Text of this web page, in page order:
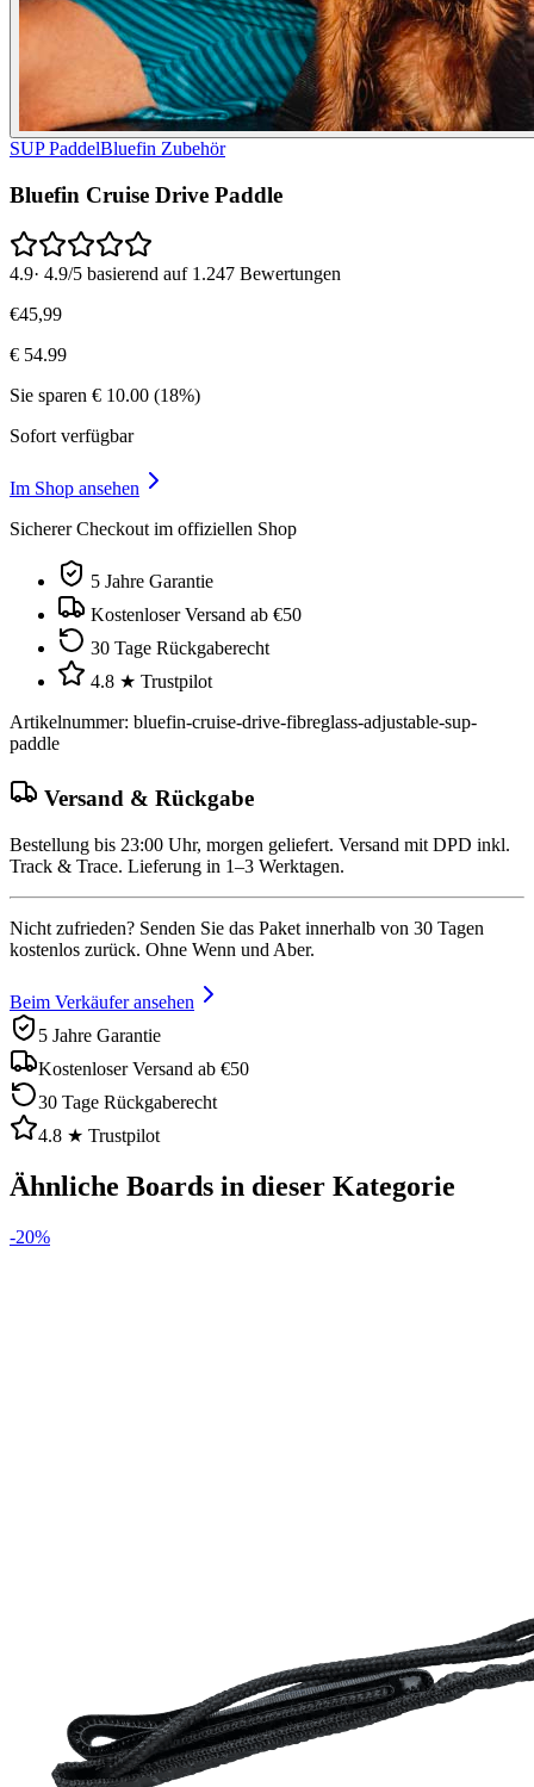
SUP PaddelBluefin Zubehör
Bluefin Cruise Drive Paddle
4.9· 4.9/5 basierend auf 1.247 Bewertungen
€45,99
€ 54.99
Sie sparen € 10.00 (18%)
Sofort verfügbar
Im Shop ansehen
Sicherer Checkout im offiziellen Shop
5 Jahre Garantie
Kostenloser Versand ab €50
30 Tage Rückgaberecht
4.8 ★ Trustpilot
Artikelnummer: bluefin-cruise-drive-fibreglass-adjustable-sup-
paddle
Versand & Rückgabe
Bestellung bis 23:00 Uhr, morgen geliefert. Versand mit DPD inkl.
Track & Trace. Lieferung in 1–3 Werktagen.
Nicht zufrieden? Senden Sie das Paket innerhalb von 30 Tagen
kostenlos zurück. Ohne Wenn und Aber.
Beim Verkäufer ansehen
5 Jahre Garantie
Kostenloser Versand ab €50
30 Tage Rückgaberecht
4.8 ★ Trustpilot
Ähnliche Boards in dieser Kategorie
-20%